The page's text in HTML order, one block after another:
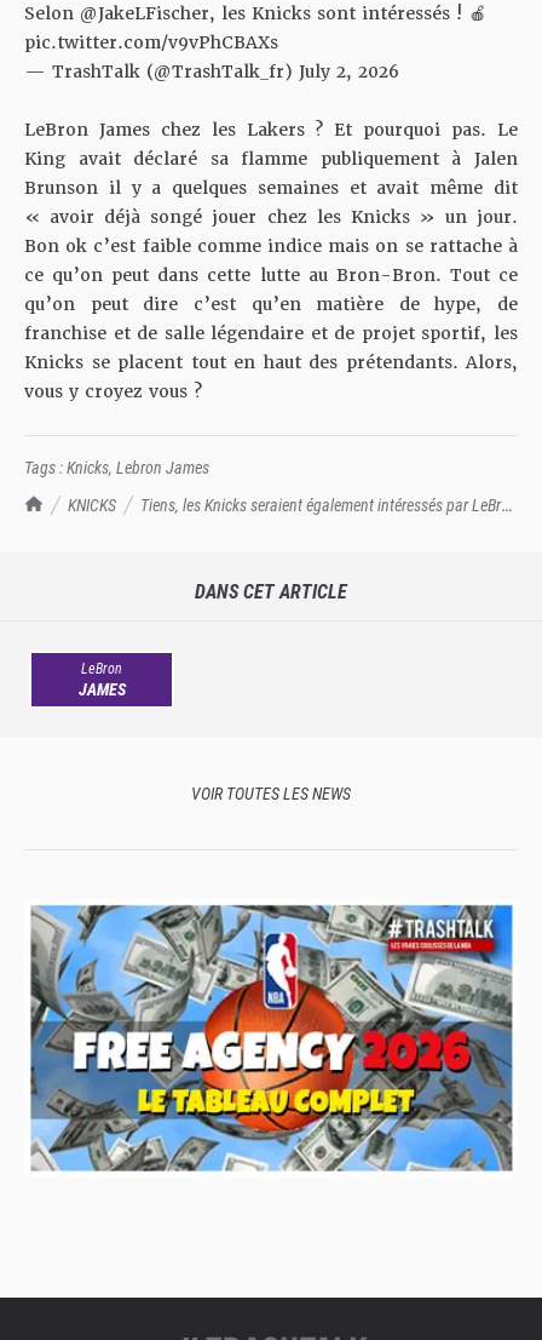
TrashTalk Actu NBA
KNICKS
Tiens, les Knicks seraient également intéressés par LeBron
Selon @JakeLFischer, les Knicks sont intéressés ! 🍎
pic.twitter.com/v9vPhCBAXs
— TrashTalk (@TrashTalk_fr) July 2, 2026
LeBron James chez les Lakers ? Et pourquoi pas. Le
King avait déclaré sa flamme publiquement à Jalen
Brunson il y a quelques semaines et avait même dit
« avoir déjà songé jouer chez les Knicks » un jour.
Bon ok c’est faible comme indice mais on se rattache à
ce qu’on peut dans cette lutte au Bron-Bron. Tout ce
qu’on peut dire c’est qu’en matière de hype, de
franchise et de salle légendaire et de projet sportif, les
Knicks se placent tout en haut des prétendants. Alors,
vous y croyez vous ?
Tags :Knicks, Lebron James
DANS CET ARTICLE
LeBron
JAMES
VOIR TOUTES LES NEWS